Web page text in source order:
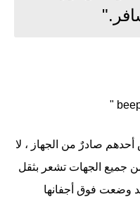
صادرٌ من الجهاز ، لا
جميع الجهات تشعر بثقل
وضعت فوق أجفانها